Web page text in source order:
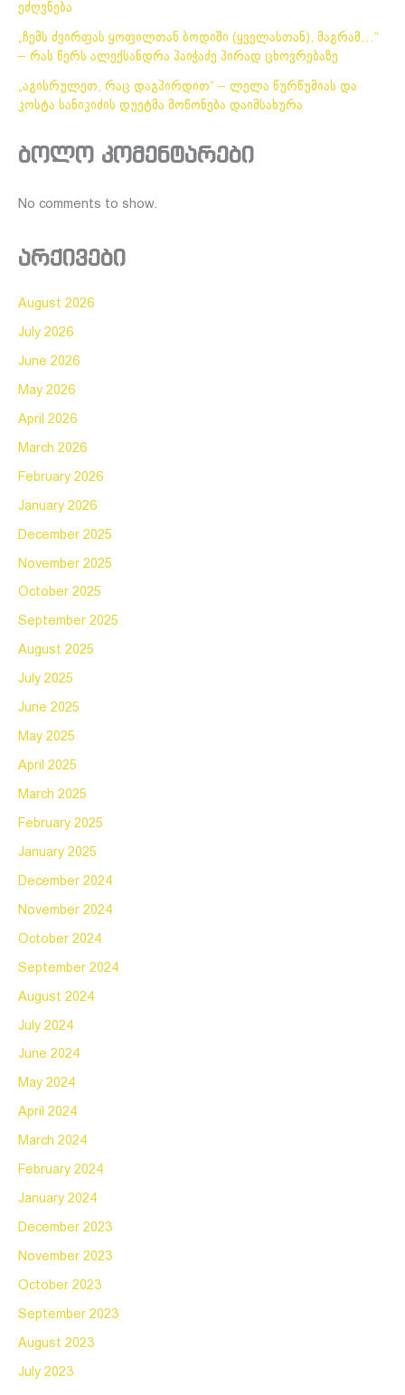
ეძღვნება
„ჩემს ძვირფას ყოფილთან ბოდიში (ყველასთან), მაგრამ…“
– რას წერს ალექსანდრა პაიჭაძე პირად ცხოვრებაზე
„აგისრულეთ, რაც დაგპირდით“ – ლელა წურწუმიას და
კოსტა სანიკიძის დუეტმა მოწონება დაიმსახურა
ბოლო კომენტარები
No comments to show.
არქივები
August 2026
July 2026
June 2026
May 2026
April 2026
March 2026
February 2026
January 2026
December 2025
November 2025
October 2025
September 2025
August 2025
July 2025
June 2025
May 2025
April 2025
March 2025
February 2025
January 2025
December 2024
November 2024
October 2024
September 2024
August 2024
July 2024
June 2024
May 2024
April 2024
March 2024
February 2024
January 2024
December 2023
November 2023
October 2023
September 2023
August 2023
July 2023